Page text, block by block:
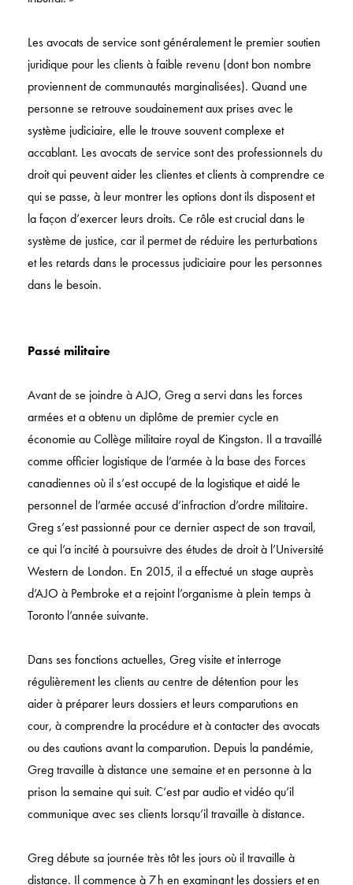
Les avocats de service sont généralement le premier soutien
juridique pour les clients à faible revenu (dont bon nombre
proviennent de communautés marginalisées). Quand une
personne se retrouve soudainement aux prises avec le
système judiciaire, elle le trouve souvent complexe et
accablant. Les avocats de service sont des professionnels du
droit qui peuvent aider les clientes et clients à comprendre ce
qui se passe, à leur montrer les options dont ils disposent et
la façon d’exercer leurs droits. Ce rôle est crucial dans le
système de justice, car il permet de réduire les perturbations
et les retards dans le processus judiciaire pour les personnes
dans le besoin.
Passé militaire
Avant de se joindre à AJO, Greg a servi dans les forces
armées et a obtenu un diplôme de premier cycle en
économie au Collège militaire royal de Kingston. Il a travaillé
comme officier logistique de l’armée à la base des Forces
canadiennes où il s’est occupé de la logistique et aidé le
personnel de l’armée accusé d’infraction d’ordre militaire.
Greg s’est passionné pour ce dernier aspect de son travail,
ce qui l’a incité à poursuivre des études de droit à l’Université
Western de London. En 2015, il a effectué un stage auprès
d’AJO à Pembroke et a rejoint l’organisme à plein temps à
Toronto l’année suivante.
Dans ses fonctions actuelles, Greg visite et interroge
régulièrement les clients au centre de détention pour les
aider à préparer leurs dossiers et leurs comparutions en
cour, à comprendre la procédure et à contacter des avocats
ou des cautions avant la comparution. Depuis la pandémie,
Greg travaille à distance une semaine et en personne à la
prison la semaine qui suit. C’est par audio et vidéo qu’il
communique avec ses clients lorsqu’il travaille à distance.
Greg débute sa journée très tôt les jours où il travaille à
distance. Il commence à 7 h en examinant les dossiers et en